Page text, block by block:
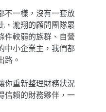
不一樣，沒有一套放
，瀧翔的顧問團隊累
件較弱的族群、自營
中小企業主，我們都
路。
你重新整理財務狀況
信賴的財務夥伴，一